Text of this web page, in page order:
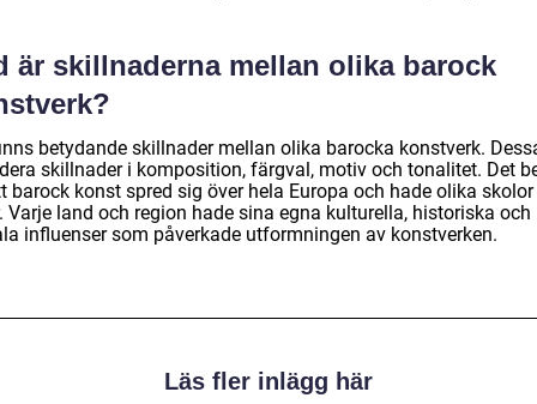
är skillnaderna mellan olika barock
betydande skillnader mellan olika barocka konstverk.
skillnader i komposition, färgval, motiv och tonalitet. Det
barock konst spred sig över hela Europa och hade olika
Varje land och region hade sina egna kulturella, historiska och
influenser som påverkade utformningen av konstverken.
Läs fler inlägg här